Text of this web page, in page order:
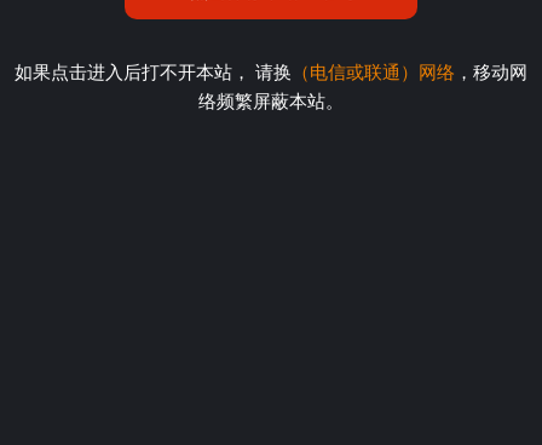
如果点击进入后打不开本站， 请换 （电信或联通）网络 ，移动网
络频繁屏蔽本站。